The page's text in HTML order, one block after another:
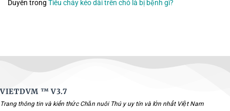
Duyên trong Tiêu chảy kéo dài trên chó là bị bệnh gì?
VIETDVM ™V3.7
Trang thông tin và kiến thức Chăn nuôi Thú y uy tín và lớn nhất Việt Nam